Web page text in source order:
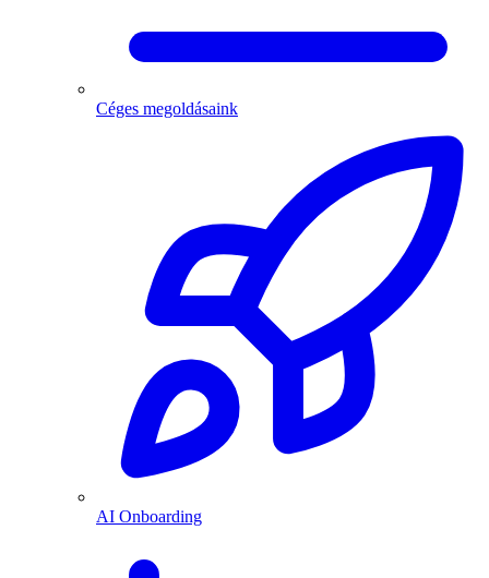
Céges megoldásaink
AI Onboarding